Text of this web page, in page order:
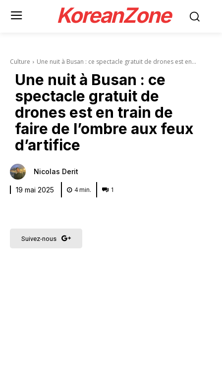
KoreanZone
Culture Une nuit à Busan : ce spectacle gratuit de drones est en...
Une nuit à Busan : ce
spectacle gratuit de
drones est en train de
faire de l’ombre aux feux
d’artifice
Nicolas Derit
19 mai 2025 4min. 1
Suivez-nous